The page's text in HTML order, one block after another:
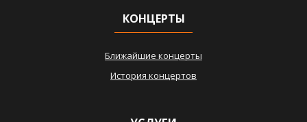
КОНЦЕРТЫ
Ближайшие концерты
История концертов